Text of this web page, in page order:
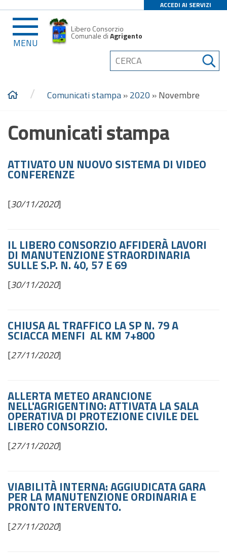
ACCEDI AI SERVIZI
MENU
Libero Consorzio
Comunale diAgrigento
/ Comunicati stampa»2020 »Novembre
Comunicati stampa
ATTIVATO UN NUOVO SISTEMA DI VIDEO
CONFERENZE
[30/11/2020]
IL LIBERO CONSORZIO AFFIDERÀ LAVORI
DI MANUTENZIONE STRAORDINARIA
SULLE S.P. N. 40, 57 E 69
[30/11/2020]
CHIUSA AL TRAFFICO LA SP N. 79 A
SCIACCA MENFI AL KM 7+800
[27/11/2020]
ALLERTA METEO ARANCIONE
NELL'AGRIGENTINO: ATTIVATA LA SALA
OPERATIVA DI PROTEZIONE CIVILE DEL
LIBERO CONSORZIO.
[27/11/2020]
VIABILITÀ INTERNA: AGGIUDICATA GARA
PER LA MANUTENZIONE ORDINARIA E
PRONTO INTERVENTO.
[27/11/2020]